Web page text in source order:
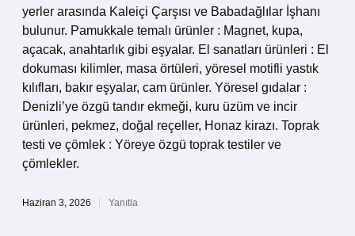
yerler arasında Kaleiçi Çarşısı ve Babadağlılar İşhanı
bulunur. Pamukkale temalı ürünler : Magnet, kupa,
açacak, anahtarlık gibi eşyalar. El sanatları ürünleri : El
dokuması kilimler, masa örtüleri, yöresel motifli yastık
kılıfları, bakır eşyalar, cam ürünler. Yöresel gıdalar :
Denizli’ye özgü tandır ekmeği, kuru üzüm ve incir
ürünleri, pekmez, doğal reçeller, Honaz kirazı. Toprak
testi ve çömlek : Yöreye özgü toprak testiler ve
çömlekler.
Haziran 3, 2026 Yanıtla